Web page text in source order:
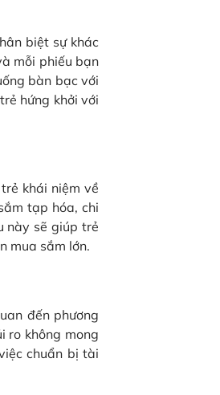
biệt sự khác
mỗi phiếu bạn
bàn bạc với
hứng khởi với
khái niệm về
tạp hóa, chi
này sẽ giúp trẻ
mua sắm lớn.
đến phương
ro không mong
chuẩn bị tài